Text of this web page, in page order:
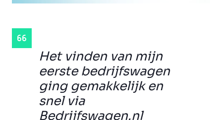
Het vinden van mijn
eerste bedrijfswagen
ging gemakkelijk en
snel via
Bedrijfswagen.nl